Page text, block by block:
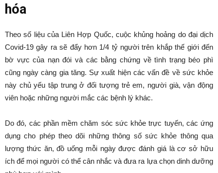
hóa
Theo số liệu của Liên Hợp Quốc, cuộc khủng hoảng do đại dịch
Covid-19 gây ra sẽ đẩy hơn 1/4 tỷ người trên khắp thế giới đến
bờ vực của nạn đói và các bằng chứng về tình trạng béo phì
cũng ngày càng gia tăng. Sự xuất hiện các vấn đề về sức khỏe
này chủ yếu tập trung ở đối tượng trẻ em, người già, vận động
viên hoặc những người mắc các bệnh lý khác.
Do đó, các phần mềm chăm sóc sức khỏe trực tuyến, các ứng
dụng cho phép theo dõi những thông số sức khỏe thông qua
lượng thức ăn, đồ uống mỗi ngày được đánh giá là cơ sở hữu
ích để mọi người có thể cân nhắc và đưa ra lựa chọn dinh dưỡng